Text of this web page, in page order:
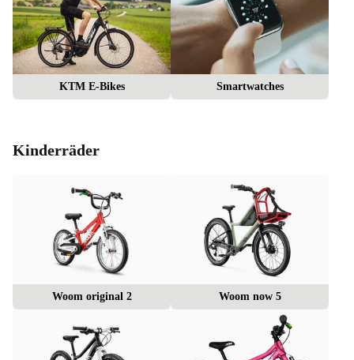
KTM E-Bikes Smartwatches
Kinderräder
Woom original 2 Woom now 5